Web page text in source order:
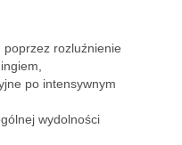
poprzez rozluźnienie
po intensywnym
wydolności